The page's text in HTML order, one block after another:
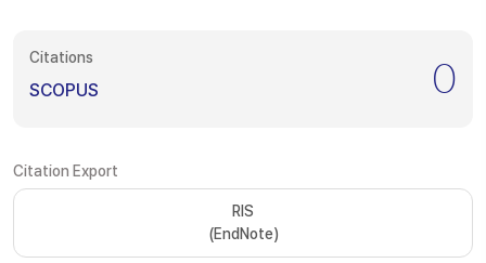
Citations
SCOPUS 0
Citation Export
RIS
(EndNote)